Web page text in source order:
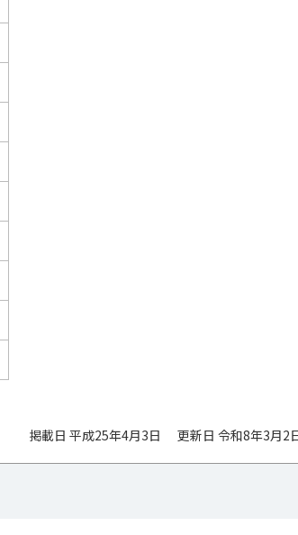
掲載日 平成25年4月3日 更新日 令和8年3月2